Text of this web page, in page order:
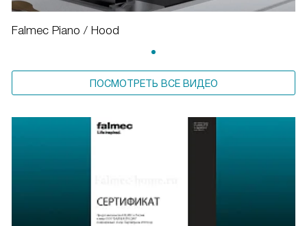
Falmec Piano / Hood
ПОСМОТРЕТЬ ВСЕ ВИДЕО